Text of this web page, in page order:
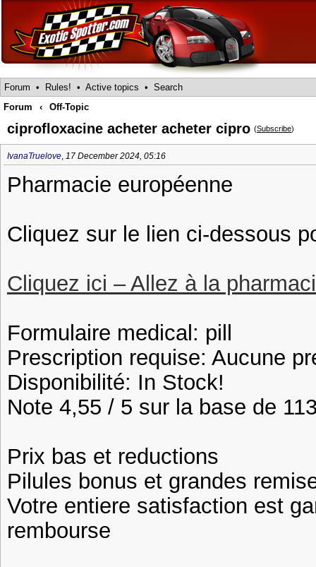
Forum • Rules! • Active topics • Search
Forum
‹ Off-Topic
ciprofloxacine acheter acheter cipro (Subscribe)
IvanaTruelove, 17 December 2024, 05:16
Pharmacie européenne
Cliquez sur le lien ci-dessous
Cliquez ici – Allez à la
Formulaire medical: pill
Prescription requise: Aucune
Disponibilité: In Stock!
Note 4,55 / 5 sur la base de
Prix bas et reductions
Pilules bonus et grandes
Votre entiere satisfaction est
rembourse